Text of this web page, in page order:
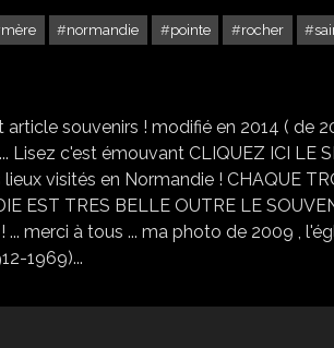
mère normandie pointe rocher
souvenirs ! modifié en 2014 ( de
Lisez c'est émouvant CLIQUEZ ICI LE
visités en Normandie ! CHAQUE
EST TRES BELLE OUTRE LE
merci à tous ... ma photo de 2009 ,
1969)...